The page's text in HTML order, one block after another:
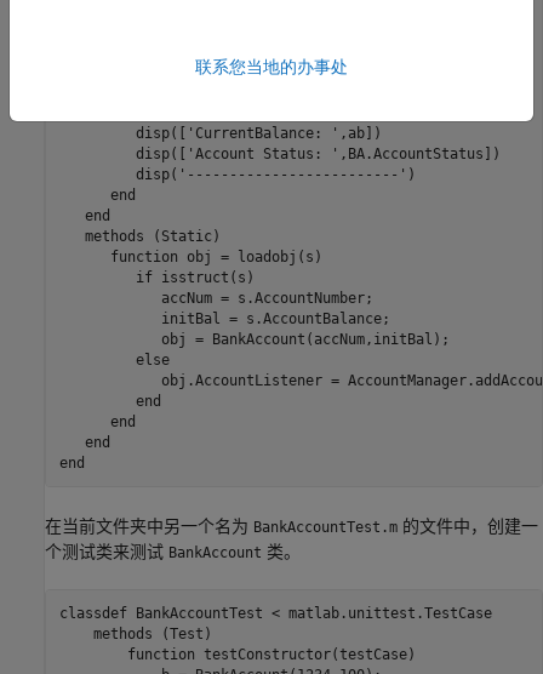
'-------------------------'
         disp([
'CurrentBalance: ' ,ab])
         disp([
'Account Status: ' ,BA.AccountStatus])
         disp(
'-------------------------' )
end
end
methods (Static)
function obj = loadobj(s)
if isstruct(s)
            accNum = s.AccountNumber;
            initBal = s.AccountBalance;
            obj = BankAccount(accNum,initBal);
else
obj.AccountListener =
end
end
end
end
在当前文件夹中另一个名为 BankAccountTest.m 的文件中，创建一
个测试类来测试 BankAccount 类。
classdef BankAccountTest < matlab.unittest.TestCase
methods (Test)
function testConstructor(testCase)
联系您当地的办事处